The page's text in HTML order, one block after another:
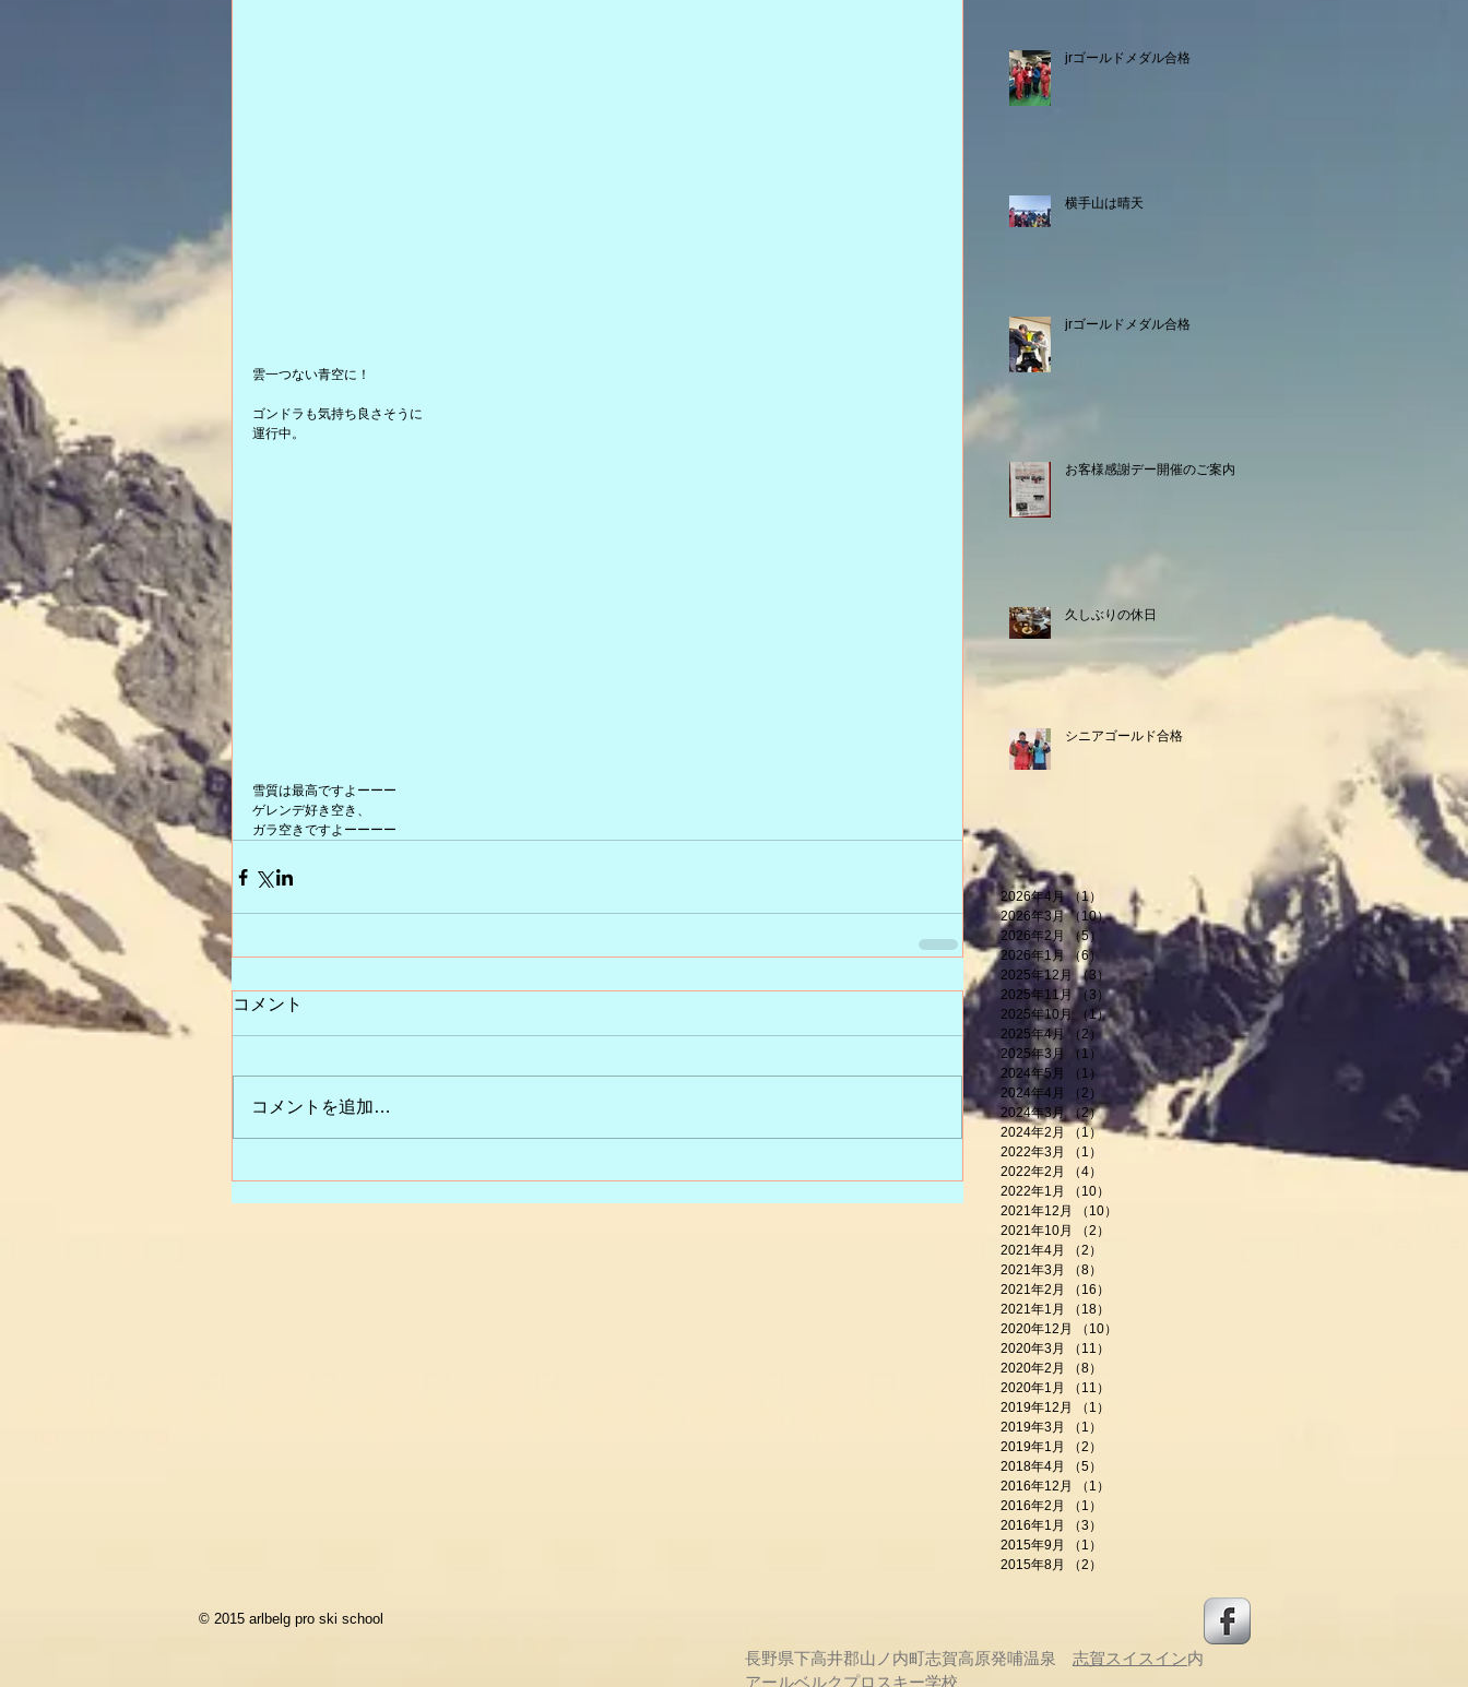
雲一つない青空に！
ゴンドラも気持ち良さそうに
運行中。
雪質は最高ですよーーー
ゲレンデ好き空き、
ガラ空きですよーーーー
コメント
コメントを追加…
jrゴールドメダル合格
横手山は晴天
jrゴールドメダル合格
お客様感謝デー開催のご案内
久しぶりの休日
シニアゴールド合格
2026年4月 （1）
1件の記事
2026年3月 （10）10件の記事
2026年2月 （5）
5件の記事
2026年1月
（6）
6件の記事
2025年12月 （3） 3件の記事
2025年11月 （3）3件の記事
2025年10月
（1）1件の記事
2025年4月 （2） 2件の記事
2025年3月
（1） 1件の記事
2024年5月
（1）
1件の記事
2024年4月
（2）
2件の記事
2024年3月 （2）2件の記事
2024年2月 （1）1件の記事
2022年3月
（1）
2022年2月
（4）
2022年1月
（10）
2021年12月
（10）
2021年10月
（2）
2021年4月
（2）
2021年3月
（8）
2021年2月
（16）
2021年1月
（18）
2020年12月
（10）
2020年3月
（11）
2020年2月
（8）
2020年1月
（11）
2019年12月
（1）
2019年3月
（1）
2019年1月
（2）
2018年4月
（5）
2016年12月
（1）
2016年2月
（1）
2016年1月
（3）
2015年9月
（1）
2015年8月
（2）
© 2015 arlbelg pro ski school
長野県下高井郡山ノ内町志賀高原発哺温泉 志賀スイスイン内
アールベルクプロスキー学校